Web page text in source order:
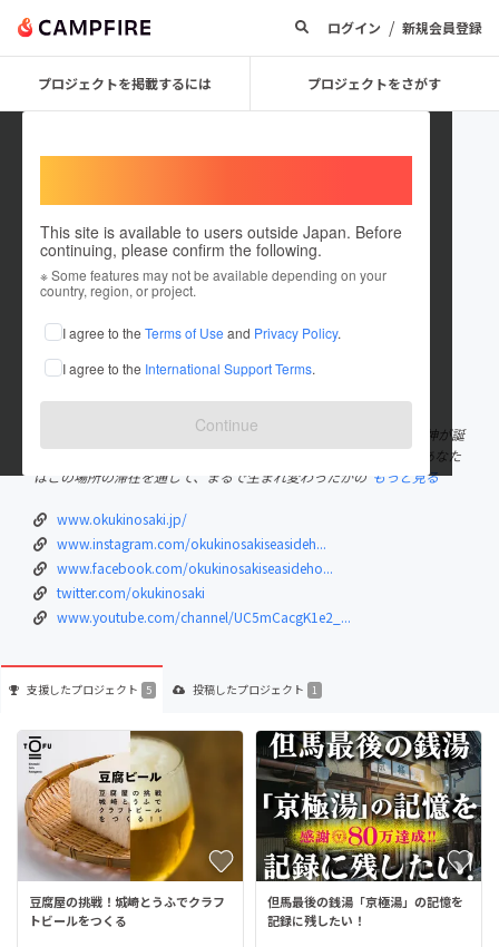
ログイン / 新規会員登録
プロジェクトを掲載するには プロジェクトをさがす
This site is available to users outside Japan. Before
continuing, please confirm the following.
※ Some features may not be available depending on your
country, region, or project.
I agree to the Terms of Use and Privacy Policy.
I agree to the International Support Terms.
Continue
OKUKINOSAKI SEASIDE HOTEL
これまでに5回支援して1件のプロジェクトを投稿しています
在住国：日本 現在地：未設定
出身国：日本 出身地：未設定
「誕生のうら」と呼ばれる場所にある静かなホテル。 はるか昔、神が誕
生した地であるという伝説が残る神秘的な場所。その名の通り、あなた
はこの場所の滞在を通して、まるで生まれ変わったかの もっと見る
www.okukinosaki.jp/
www.instagram.com/okukinosakiseasideh...
www.facebook.com/okukinosakiseasideho...
twitter.com/okukinosaki
www.youtube.com/channel/UC5mCacgK1e2_...
支援したプロジェクト 5 投稿したプロジェクト 1
豆腐屋の挑戦！城崎とうふでクラフ
トビールをつくる
但馬最後の銭湯「京極湯」の記憶を
記録に残したい！